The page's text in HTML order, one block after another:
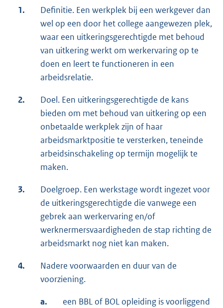
1.
Definitie. Een werkplek bij een werkgever dan
wel op een door het college aangewezen plek,
waar een uitkeringsgerechtigde met behoud
van uitkering werkt om werkervaring op te
doen en leert te functioneren in een
arbeidsrelatie.
2.
Doel. Een uitkeringsgerechtigde de kans
bieden om met behoud van uitkering op een
onbetaalde werkplek zijn of haar
arbeidsmarktpositie te versterken, teneinde
arbeidsinschakeling op termijn mogelijk te
maken.
3.
Doelgroep. Een werkstage wordt ingezet voor
de uitkeringsgerechtigde die vanwege een
gebrek aan werkervaring en/of
werknermersvaardigheden de stap richting de
arbeidsmarkt nog niet kan maken.
4.
Nadere voorwaarden en duur van de
voorziening.
a.
een BBL of BOL opleiding is voorliggend